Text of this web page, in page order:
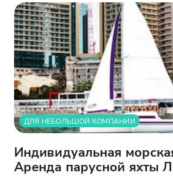
ДЛЯ НЕБОЛЬШОЙ КОМПАНИИ
Индивидуальная
Аренда парусной яхты